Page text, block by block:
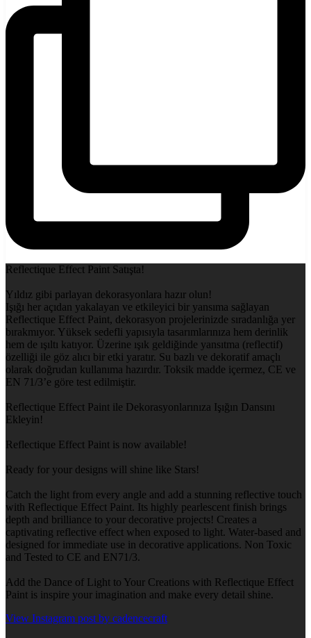
Reflectique Effect Paint Satışta!
Yıldız gibi parlayan dekorasyonlara hazır olun!
Işığı her açıdan yakalayan ve etkileyici bir yansıma sağlayan
Reflectique Effect Paint, dekorasyon projelerinizde sıradanlığa yer
bırakmıyor. Yüksek sedefli yapısıyla tasarımlarınıza hem derinlik
hem de ışıltı katıyor. Üzerine ışık geldiğinde yansıtma (reflectif)
özelliği ile göz alıcı bir etki yaratır. Su bazlı ve dekoratif amaçlı
olarak doğrudan kullanıma hazırdır. Toksik madde içermez, CE ve
EN 71/3’e göre test edilmiştir.
Reflectique Effect Paint ile Dekorasyonlarınıza Işığın Dansını
Ekleyin!
Reflectique Effect Paint is now available!
Ready for your designs will shine like Stars!
Catch the light from every angle and add a stunning reflective touch
with Reflectique Effect Paint. Its highly pearlescent finish brings
depth and brilliance to your decorative projects! Creates a
captivating reflective effect when exposed to light. Water-based and
designed for immediate use in decorative applications. Non Toxic
and Tested to CE and EN71/3.
Add the Dance of Light to Your Creations with Reflectique Effect
Paint is inspire your imagination and make every detail shine.
View Instagram post by cadencecraft